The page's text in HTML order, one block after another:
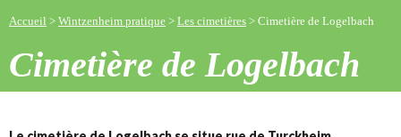
Accueil > Wintzenheim pratique > Les cimetières > Cimetière de Logelbach
Cimetière de Logelbach